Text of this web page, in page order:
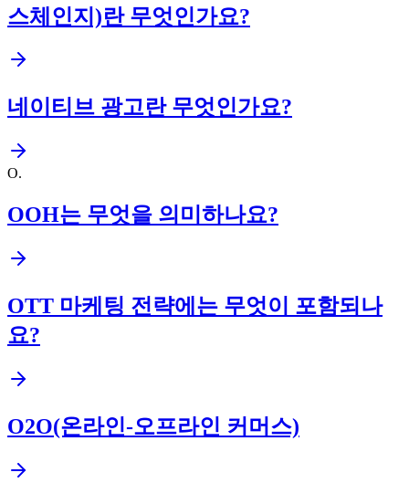
스체인지)란 무엇인가요?
네이티브 광고란 무엇인가요?
O.
OOH는 무엇을 의미하나요?
OTT 마케팅 전략에는 무엇이 포함되나
요?
O2O(온라인-오프라인 커머스)